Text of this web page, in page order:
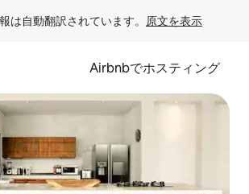
は自動翻訳されています。 原文を表示
Airbnbでホスティング